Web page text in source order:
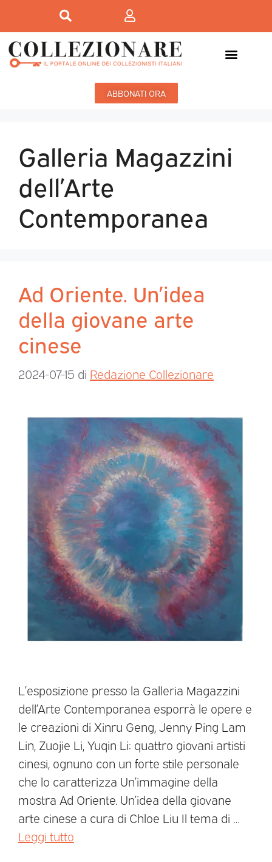
ABBONATI ORA
Galleria Magazzini
dell’Arte
Contemporanea
Ad Oriente. Un’idea
della giovane arte
cinese
2024-07-15 di Redazione Collezionare
L’esposizione presso la Galleria Magazzini
dell’Arte Contemporanea esporrà le opere e
le creazioni di Xinru Geng, Jenny Ping Lam
Lin, Zuojie Li, Yuqin Li: quattro giovani artisti
cinesi, ognuno con un forte stile personale
che lo caratterizza Un’immagine della
mostra Ad Oriente. Un’idea della giovane
arte cinese a cura di Chloe Liu Il tema di …
Leggi tutto